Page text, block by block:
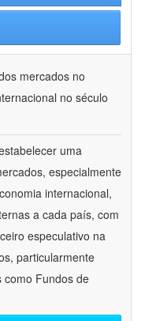
mercados no
no século
uma
especialmente
internacional,
a cada país, com
especulativo na
particularmente
como Fundos de